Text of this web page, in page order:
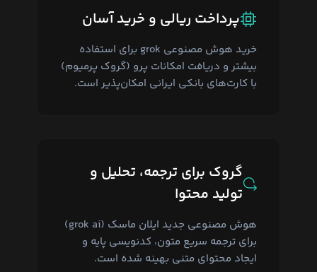
پرداخت ریالی و خرید آسان
خرید هوش مصنوعی grok برای استفاده
بیشتر و دریافت امکانات پرو (گروک پرمیوم)
با کارت‌های بانکی ایرانی امکان‌پذیر است.
گروک برای ترجمه، تحلیل و
تولید محتوا
هوش مصنوعی جدید ایلان ماسک (grok ai)
برای ترجمه سریع متون، کدنویسی پایه و
ایجاد محتوای متنی بهینه شده است.